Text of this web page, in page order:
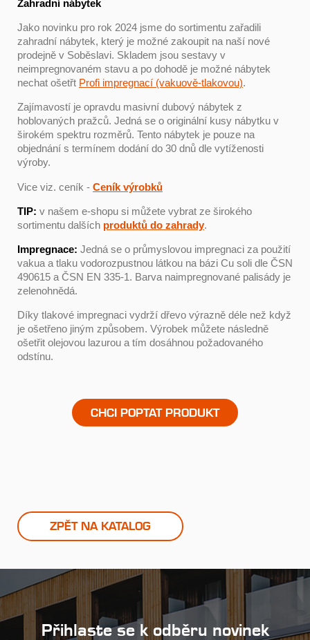
Zahradní nábytek
Jako novinku pro rok 2024 jsme do sortimentu zařadili
zahradní nábytek, který je možné zakoupit na naší nové
prodejně v Soběslavi. Skladem jsou sestavy v
neimpregnovaném stavu a po dohodě je možné nábytek
nechat ošetřt Profi impregnací (vakuově-tlakovou).
Zajímavostí je opravdu masivní dubový nábytek z
hoblovaných pražců. Jedná se o originální kusy nábytku v
širokém spektru rozměrů. Tento nábytek je pouze na
objednání s termínem dodání do 30 dnů dle vytíženosti
výroby.
Vice viz. ceník - Ceník výrobků
TIP: v našem e-shopu si můžete vybrat ze širokého
sortimentu dalších produktů do zahrady.
Impregnace: Jedná se o průmyslovou impregnaci za použití
vakua a tlaku vodorozpustnou látkou na bázi Cu soli dle ČSN
490615 a ČSN EN 335-1. Barva naimpregnované palisády je
zelenohnědá.
Díky tlakové impregnaci vydrží dřevo výrazně déle než když
je ošetřeno jiným způsobem. Výrobek můžete následně
ošetřit olejovou lazurou a tím dosáhnou požadovaného
odstínu.
CHCI POPTAT PRODUKT
ZPĚT NA KATALOG
Přihlaste se k odběru novinek